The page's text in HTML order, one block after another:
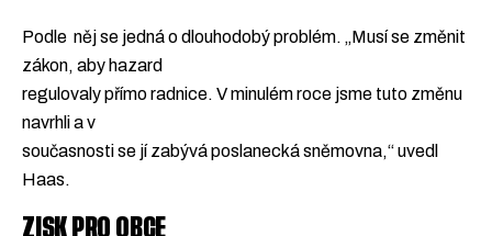
Podle něj se jedná o dlouhodobý problém. „Musí se změnit
zákon, aby hazard
regulovaly přímo radnice. V minulém roce jsme tuto změnu
navrhli a v
současnosti se jí zabývá poslanecká sněmovna,“ uvedl
Haas.
ZISK PRO OBCE